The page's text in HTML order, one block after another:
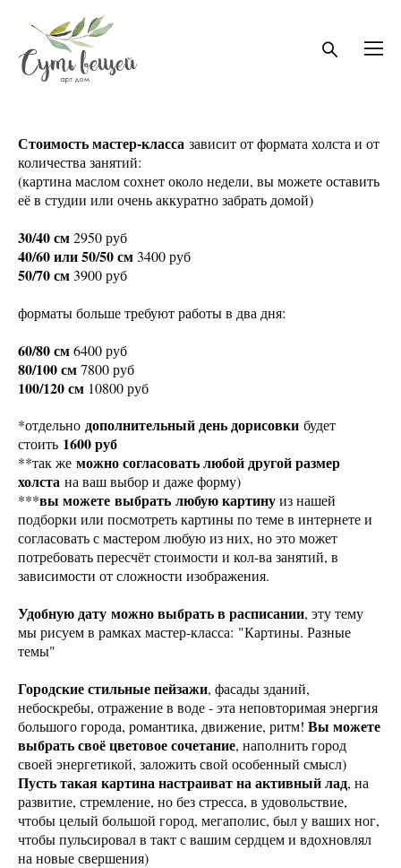
Стоимость мастер-класса зависит от формата холста и от
количества занятий:
(картина маслом сохнет около недели, вы можете оставить
её в студии или очень аккуратно забрать домой)
30/40 см2950 руб
40/60 или 50/50 см3400 руб
50/70 см3900 руб
форматы больше требуют работы в два дня:
60/80 см6400 руб
80/100 см7800 руб
100/120 см 10800 руб
*отдельно дополнительный день дорисовки будет
стоить 1600 руб
**так же можно согласовать любой другой размер
холста на ваш выбор и даже форму)
***вы можете выбрать любую картинуиз нашей
подборки или посмотреть картины по теме в интернете и
согласовать с мастером любую из них, но это может
потребовать пересчёт стоимости и кол-ва занятий, в
зависимости от сложности изображения.
Удобную дату можно выбрать в расписании, эту тему
мы рисуем в рамках мастер-класса: "Картины. Разные
темы"
Городские стильные пейзажи, фасады зданий,
небоскребы, отражение в воде - эта неповторимая энергия
большого города, романтика, движение, ритм! Вы можете
выбрать своё цветовое сочетание, наполнить город
своей энергетикой, заложить свой особенный смысл)
Пусть такая картина настраиват на активный лад, на
развитие, стремление, но без стресса, в удовольствие,
чтобы целый большой город, мегаполис, был у ваших ног,
чтобы пульсировал в такт с вашим сердцем и вдохновлял
на новые свершения)